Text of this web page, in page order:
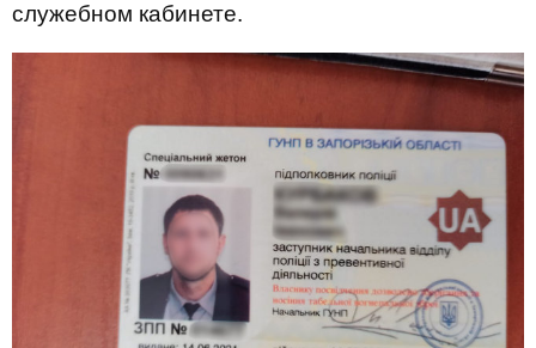
служебном кабинете.